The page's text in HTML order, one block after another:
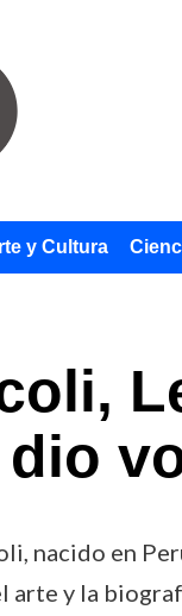
y Cultura
nacido en
arte y la